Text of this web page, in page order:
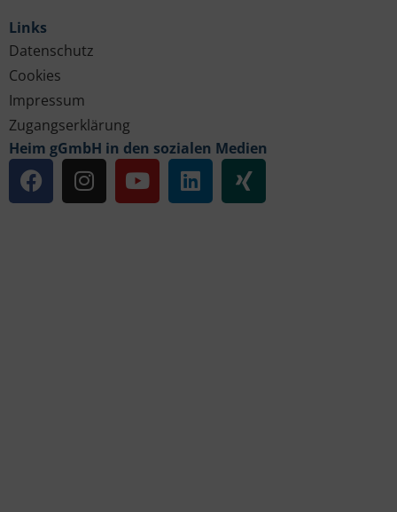
Links
Datenschutz
Cookies
Impressum
Zugangserklärung
Heim gGmbH in den sozialen Medien